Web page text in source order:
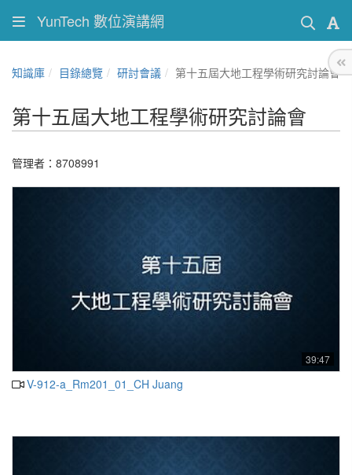
YunTech 數位演講網
知識庫 目錄總覽 研討會議 第十五屆大地工程學術研究討論會
第十五屆大地工程學術研究討論會
管理者：8708991
39:47
V-912-a_Rm201_01_CH Juang